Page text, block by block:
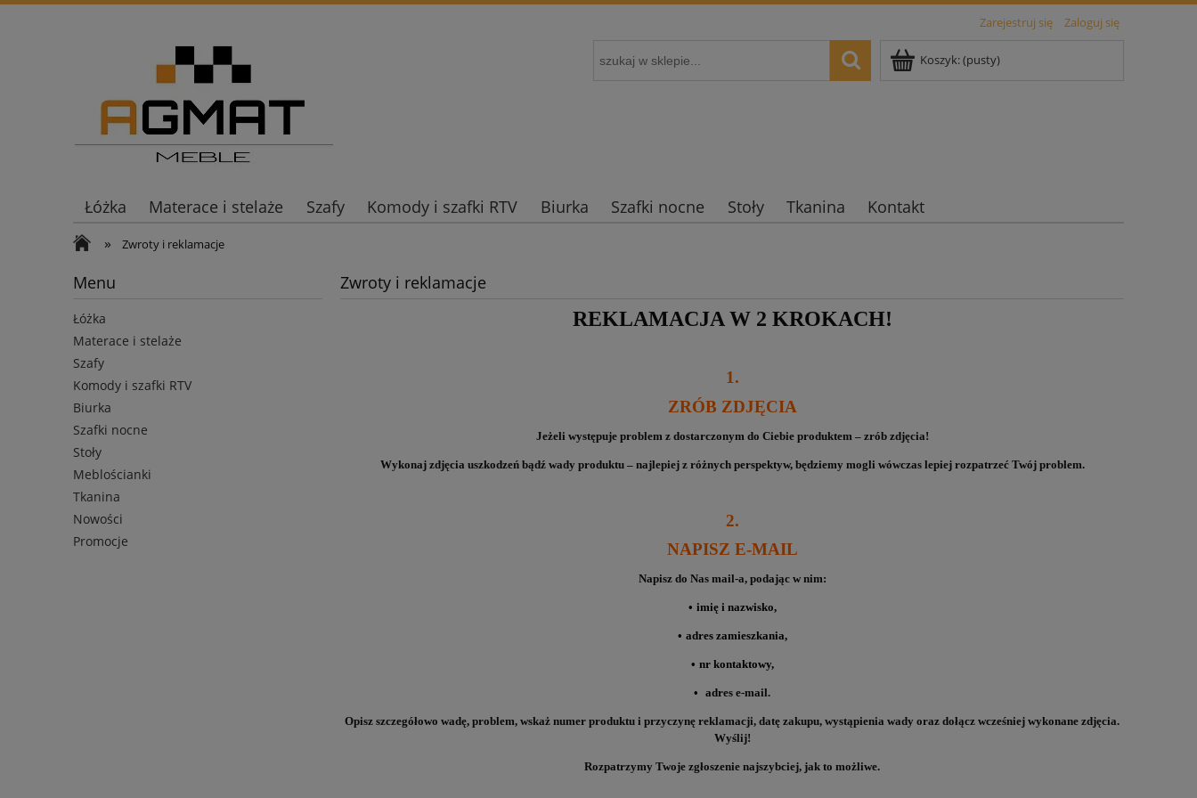
Zarejestruj się Zaloguj się
Koszyk:(pusty)
Łóżka Materace i stelaże Szafy Komody i szafki RTV Biurka Szafki nocne Stoły Tkanina Kontakt
» Zwroty i reklamacje
Menu
Łóżka
Materace i stelaże
Szafy
Komody i szafki RTV
Biurka
Szafki nocne
Stoły
Meblościanki
Tkanina
Nowości
Promocje
Zwroty i reklamacje
REKLAMACJA W 2 KROKACH!
1.
ZRÓB ZDJĘCIA
Jeżeli występuje problem z dostarczonym do Ciebie produktem –zrób zdjęcia!
Wykonaj zdjęcia uszkodzeńbądźwady produktu –najlepiej z różnych perspektyw, będziemy mogli wówczas lepiej rozpatrzećTwój problem.
2.
NAPISZ E-MAIL
Napisz do Nas mail-a, podając w nim:
• imięi nazwisko,
• adres zamieszkania,
• nr kontaktowy,
• adres e-mail.
Opisz szczegółowo wadę, problem, wskaż numer produktu i przyczynę reklamacji, datę zakupu, wystąpienia wady oraz dołącz wcześniej wykonane zdjęcia.
Wyślij!
Rozpatrzymy Twoje zgłoszenie najszybciej, jak to możliwe.